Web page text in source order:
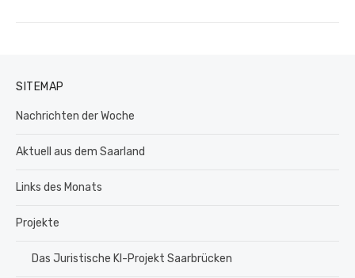
SITEMAP
Nachrichten der Woche
Aktuell aus dem Saarland
Links des Monats
Projekte
Das Juristische KI-Projekt Saarbrücken